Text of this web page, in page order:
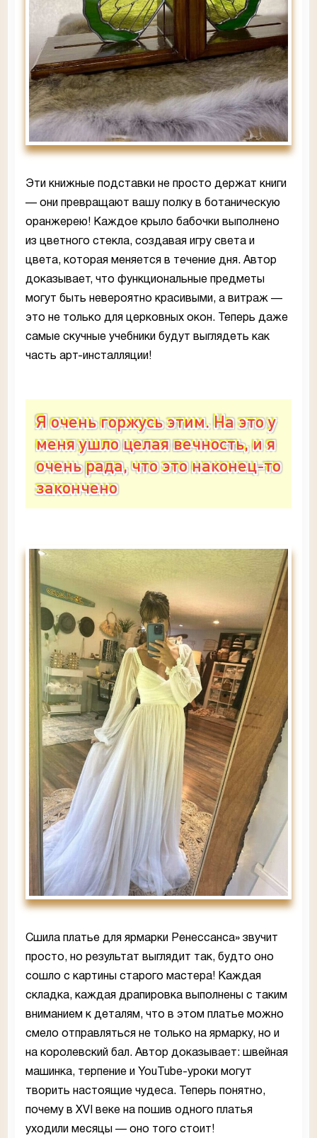
Эти книжные подставки не просто держат книги
— они превращают вашу полку в ботаническую
оранжерею! Каждое крыло бабочки выполнено
из цветного стекла, создавая игру света и
цвета, которая меняется в течение дня. Автор
доказывает, что функциональные предметы
могут быть невероятно красивыми, а витраж —
это не только для церковных окон. Теперь даже
самые скучные учебники будут выглядеть как
часть арт-инсталляции!
Я очень горжусь этим. На это у
меня ушло целая вечность, и я
очень рада, что это наконец-то
закончено
Сшила платье для ярмарки Ренессанса» звучит
просто, но результат выглядит так, будто оно
сошло с картины старого мастера! Каждая
складка, каждая драпировка выполнены с таким
вниманием к деталям, что в этом платье можно
смело отправляться не только на ярмарку, но и
на королевский бал. Автор доказывает: швейная
машинка, терпение и YouTube-уроки могут
творить настоящие чудеса. Теперь понятно,
почему в XVI веке на пошив одного платья
уходили месяцы — оно того стоит!